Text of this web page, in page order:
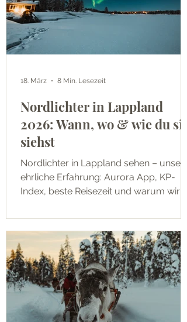
Nordlichter in Lappland
2026: Wann, wo & wie du sie
siehst
Nordlichter in Lappland sehen – unsere
ehrliche Erfahrung: Aurora App, KP-
Index, beste Reisezeit und warum wir
18. März 8 Min. Lesezeit